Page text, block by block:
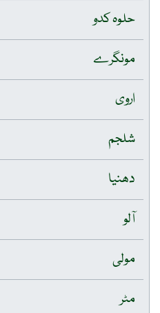
حلوہ کدو
مونگرے
اروی
شلجم
دھنیا
آلو
مولی
مٹر